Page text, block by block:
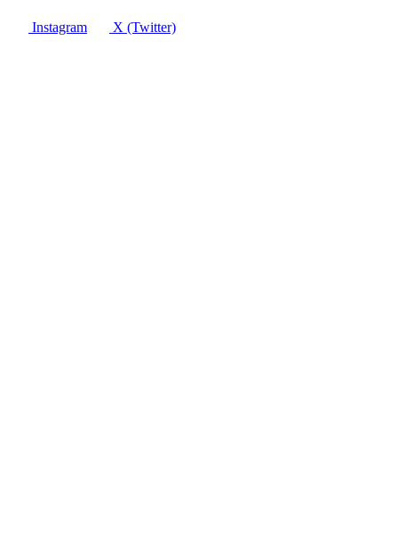
Instagram X (Twitter)